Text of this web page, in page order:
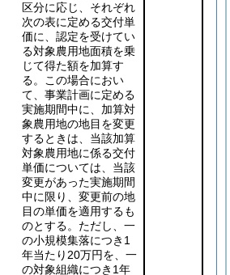
区分に応じ、それぞれ
次の表に定める交付単
価に、認定を受けてい
る対象農用地面積を乗
じて得た額を加算す
る。この場合におい
て、事業計画に定める
実施期間中に、加算対
象農用地の地目を変更
するときは、当該加算
対象農用地に係る交付
単価については、当該
変更があった実施期間
中に限り、変更前の地
目の単価を適用するも
のとする。ただし、一
の小規模集落につき1
年当たり20万円を、一
の対象組織につき1年